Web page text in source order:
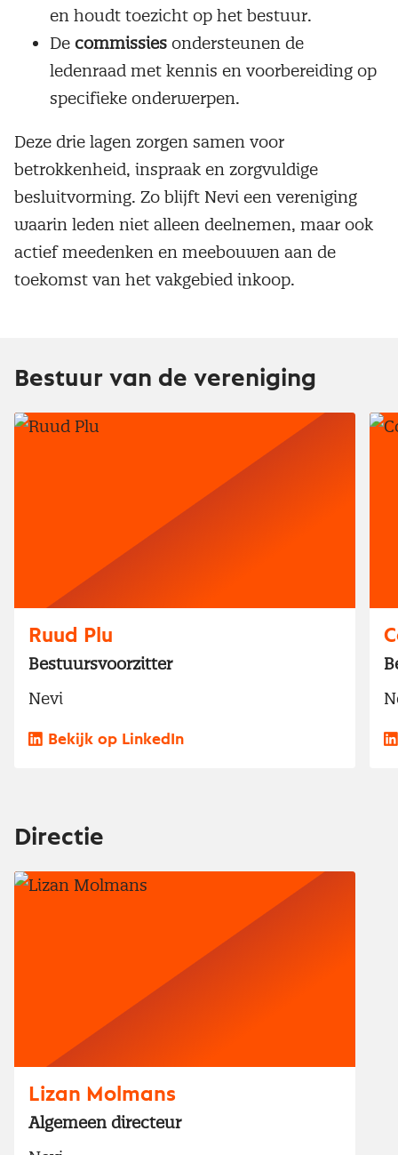
en houdt toezicht op het bestuur.
De commissies ondersteunen de
ledenraad met kennis en voorbereiding op
specifieke onderwerpen.
Deze drie lagen zorgen samen voor
betrokkenheid, inspraak en zorgvuldige
besluitvorming. Zo blijft Nevi een vereniging
waarin leden niet alleen deelnemen, maar ook
actief meedenken en meebouwen aan de
toekomst van het vakgebied inkoop.
Bestuur van de vereniging
Ruud Plu
Bestuursvoorzitter
Nevi
Bekijk op LinkedIn
Directie
Lizan Molmans
Algemeen directeur